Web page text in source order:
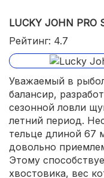
LUCKY JOHN PRO
Рейтинг: 4.7
Уважаемый в
балансир,
сезонной ловли
летний период.
тельце длиной 67
довольно
Этому
хвостовика, вес